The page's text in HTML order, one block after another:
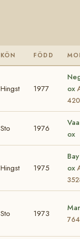
KÖN FÖDD
Hingst 1977
ox
Sto 1976
ox
Hingst 1975
ox
Sto 1973